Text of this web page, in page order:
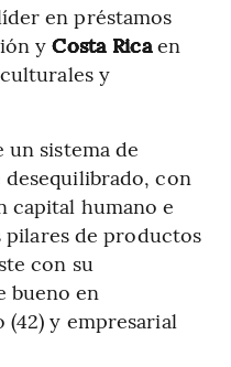
en préstamos
yCosta Ricaen
y
un sistema de
con
capital humano e
pilares de productos
con su
bueno en
y empresarial